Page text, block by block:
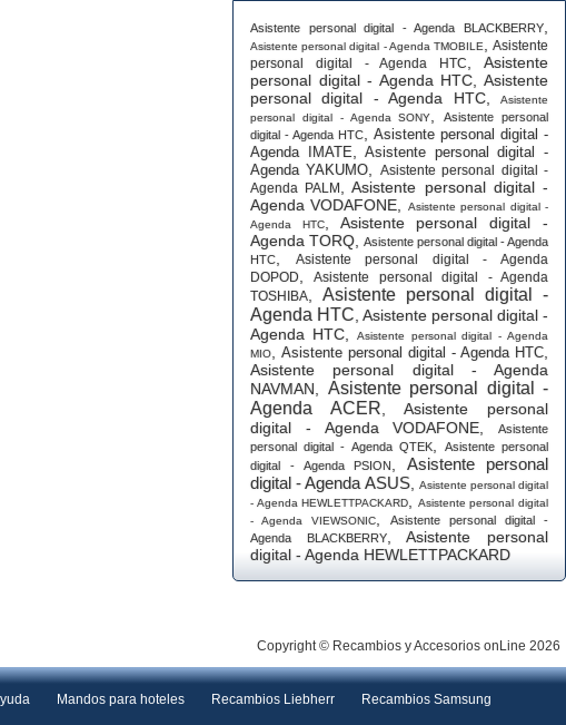
Asistente personal digital - Agenda BLACKBERRY
Asistente personal digital - Agenda TMOBILE ,Asistente
personal digital - Agenda HTC
,Asistente
personal digital - Agenda HTC ,Asistente
personal digital - Agenda HTC,Asistente
personal digital - Agenda SONY
,Asistente personal
digital - Agenda HTC
Asistente personal digital -
Agenda IMATE ,Asistente personal digital -
Agenda YAKUMO
Asistente personal digital -
Agenda PALM
,Asistente personal digital -
Agenda VODAFONE
Asistente personal digital -
Agenda HTC, Asistente personal digital -
Agenda TORQ
Asistente personal digital - Agenda
HTC
Asistente personal digital - Agenda
DOPOD ,Asistente personal digital - Agenda
TOSHIBA
Asistente personal digital -
Agenda HTC Asistente personal digital -
Agenda HTC,
Asistente personal digital - Agenda
MIO
Asistente personal digital - Agenda HTC
Asistente personal digital - Agenda
NAVMAN
Asistente personal digital -
Agenda ACER
Asistente personal
digital - Agenda VODAFONE
Asistente
personal digital - Agenda QTEK,
Asistente personal
digital - Agenda PSION
,Asistente personal
digital - Agenda ASUS,
Asistente personal digital
- Agenda HEWLETTPACKARD
Asistente personal digital
- Agenda VIEWSONIC
Asistente personal digital -
Agenda BLACKBERRY,Asistente personal
digital - Agenda HEWLETTPACKARD
Copyright © Recambios y Accesorios onLine 2026
Mandos para hoteles Recambios Liebherr
Recambios Samsung